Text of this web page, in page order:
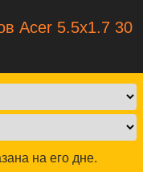
Acer 5.5х1.7 30
на его дне.